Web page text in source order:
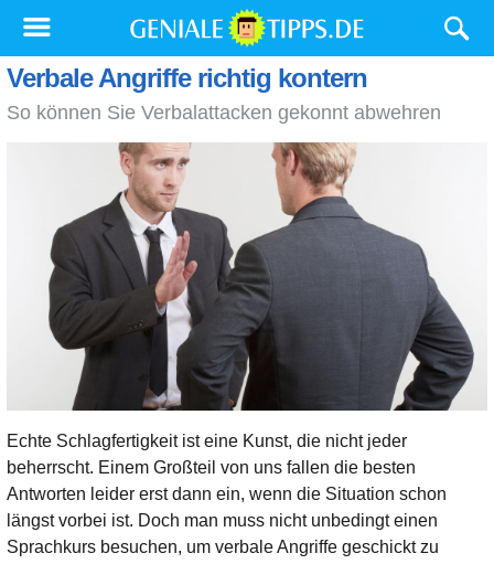
Verbale Angriffe richtig kontern
So können Sie Verbalattacken gekonnt abwehren
Echte Schlagfertigkeit ist eine Kunst, die nicht jeder
beherrscht. Einem Großteil von uns fallen die besten
Antworten leider erst dann ein, wenn die Situation schon
längst vorbei ist. Doch man muss nicht unbedingt einen
Sprachkurs besuchen, um verbale Angriffe geschickt zu